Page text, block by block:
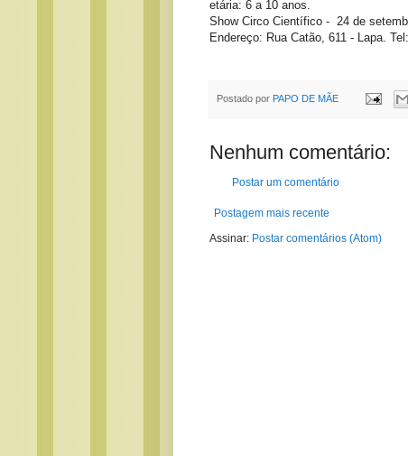
etária: 6 a 10 anos.
Show Circo Científico - 24 de
Endereço: Rua Catão, 611 - Lapa.
Postado por PAPO DE MÃE
Nenhum comentário:
Postar um comentário
Postagem mais recente
Assinar: Postar comentários (Atom)